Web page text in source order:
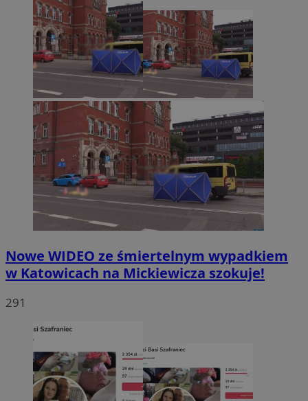
Nowe WIDEO ze śmiertelnym wypadkiem
w Katowicach na Mickiewicza szokuje!
291